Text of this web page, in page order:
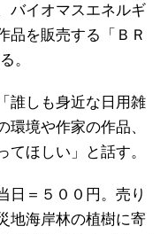
バイオマスエネルギ
品を販売する「ＢＲ
。
誰しも身近な日用雑
境や作家の作品、
ほしい」と話す。
日＝５００円。売り
地海岸林の植樹に寄